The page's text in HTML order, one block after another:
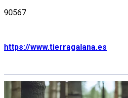
90567
https://www.tierragalana.es